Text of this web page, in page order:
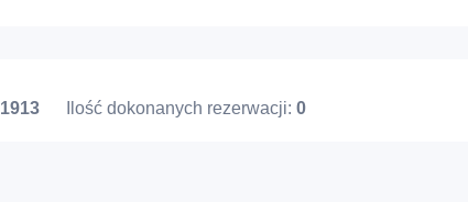
1913 Ilość dokonanych rezerwacji: 0